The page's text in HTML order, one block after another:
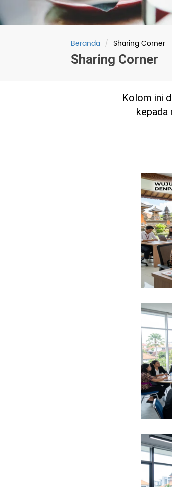
Made Program
Beranda Sharing Corner
Sharing Corner
Kolom ini
kepada